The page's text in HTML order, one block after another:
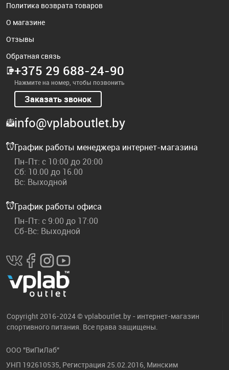
Политика возврата товаров
О магазине
Отзывы
Обратная связь
+375 29 688-24-90
Нажмите на номер, чтобы позвонить
Заказать звонок
info@vplaboutlet.by
График работы менеджера интернет-магазина
Пн-Пт: с 10:00 до 20:00
Сб: 10.00 до 16.00
Вс: Выходной
График работы офиса
Пн-Пт: с 9:00 до 17:00
Сб-Вс: Выходной
Copyright 2016-2024 © vplaboutlet.by - интернет-магазин
спортивного питания. Все права защищены.
ООО "ВиПиЛаб"
УНП 192610535, Регистрация 25.02.2016, Минским